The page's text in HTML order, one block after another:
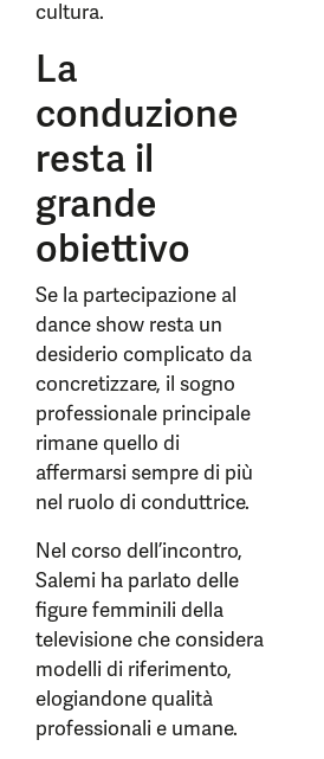
cultura.
La
conduzione
resta il
grande
obiettivo
Se la partecipazione al
dance show resta un
desiderio complicato da
concretizzare, il sogno
professionale principale
rimane quello di
affermarsi sempre di più
nel ruolo di conduttrice.
Nel corso dell’incontro,
Salemi ha parlato delle
figure femminili della
televisione che considera
modelli di riferimento,
elogiandone qualità
professionali e umane.